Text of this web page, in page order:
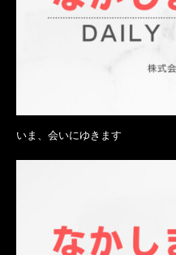
いま、会いにゆきます